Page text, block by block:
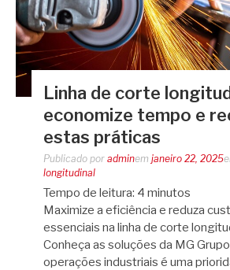
Linha de corte
economize tempo e
estas práticas
Publicado por adminem janeiro 22, 2025
longitudinal
Tempo de leitura: 4 minutos
Maximize a eficiência e reduza
essenciais na linha de corte
Conheça as soluções da MG
operações industriais é uma